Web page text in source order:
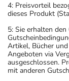
4: Preisvorteil
dieses Produkt
5: Sie erhalten
Artikel, Bücher
Angeboten via
ausgeschlossen.
mit anderen